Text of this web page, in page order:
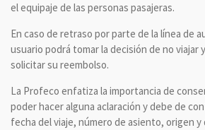
el equipaje de las personas pasajeras.
En caso de retraso por parte de la línea de
usuario podrá tomar la decisión de no viajar
solicitar su reembolso.
La Profeco enfatiza la importancia de
poder hacer alguna aclaración y debe de
fecha del viaje, número de asiento, origen